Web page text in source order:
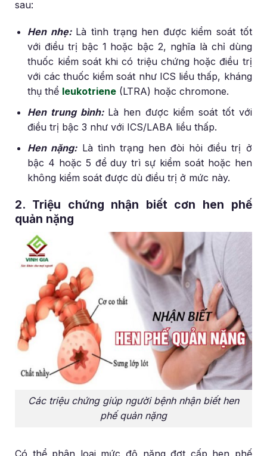
sau:
Hen nhẹ:Là tình trạng hen được kiểm soát tốt
với điều trị bậc 1 hoặc bậc 2, nghĩa là chỉ dùng
thuốc kiểm soát khi có triệu chứng hoặc điều trị
với các thuốc kiểm soát như ICS liều thấp, kháng
thụ thể leukotriene (LTRA) hoặc chromone.
Hen trung bình:Là hen được kiểm soát tốt với
điều trị bậc 3 như với ICS/LABA liều thấp.
Hen nặng: Là tình trạng hen đòi hỏi điều trị ở
bậc 4 hoặc 5 để duy trì sự kiểm soát hoặc hen
không kiểm soát được dù điều trị ở mức này.
2. Triệu chứng nhận biết cơn hen phế
quản nặng
Các triệu chứng giúp người bệnh nhận biết hen
phế quản nặng
Có thể phân loại mức độ nặng đợt cấp hen phế